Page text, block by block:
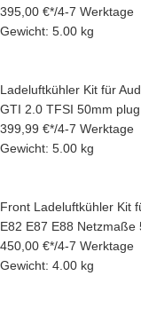
395,00 €*/4-7 Werktage
Gewicht: 5.00 kg
Ladeluftkühler Kit für
GTI 2.0 TFSI 50mm
399,99 €*/4-7 Werktage
Gewicht: 5.00 kg
Front Ladeluftkühler Kit
E82 E87 E88
450,00 €*/4-7 Werktage
Gewicht: 4.00 kg